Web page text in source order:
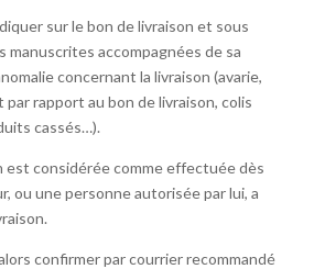
sur le bon de livraison et sous
manuscrites accompagnées de sa
concernant la livraison (avarie,
rapport au bon de livraison, colis
cassés…).
considérée comme effectuée dès
ou une personne autorisée par lui, a
confirmer par courrier recommandé